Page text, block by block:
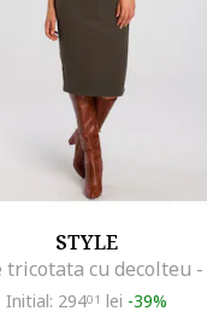
STYLE
Initial: 29401 lei -39%